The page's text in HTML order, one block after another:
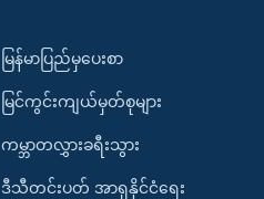
မြန်မာပြည်မှပေးစာ
မြင်ကွင်းကျယ်မှတ်စုများ
ကမ္ဘာတလွှားခရီးသွား
ဒီသီတင်းပတ် အာရှနိုင်ငံရေး